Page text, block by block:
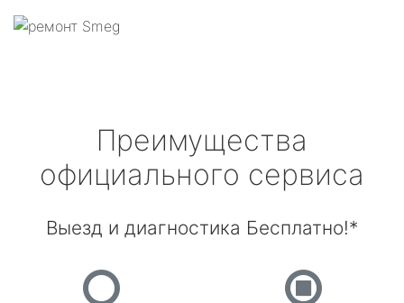
Преимущества
официального сервиса
Выезд и диагностика Бесплатно!*